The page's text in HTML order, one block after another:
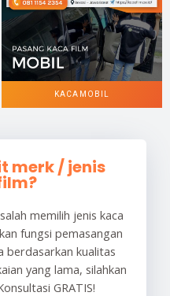
KACA MOBIL
merk / jenis
memilih jenis kaca
fungsi pemasangan
berdasarkan kualitas
yang lama, silahkan
GRATIS!